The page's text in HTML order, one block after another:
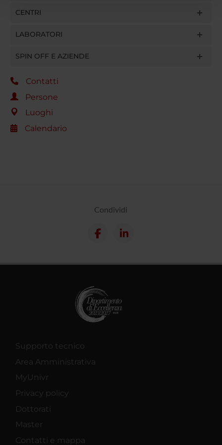
con altre informazioni che hai fornito loro o che hanno
CENTRI
LABORATORI
SPIN OFF E AZIENDE
Contatti
Persone
Luoghi
Calendario
Condividi
Supporto tecnico
Area Amministrativa
MyUnivr
Privacy policy
Dottorati
Master
Contatti e mappa